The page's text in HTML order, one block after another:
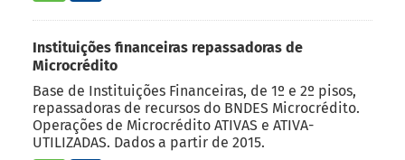
Instituições financeiras repassadoras de
Microcrédito
Base de Instituições Financeiras, de 1º e 2º pisos,
repassadoras de recursos do BNDES Microcrédito.
Operações de Microcrédito ATIVAS e ATIVA-
UTILIZADAS. Dados a partir de 2015.